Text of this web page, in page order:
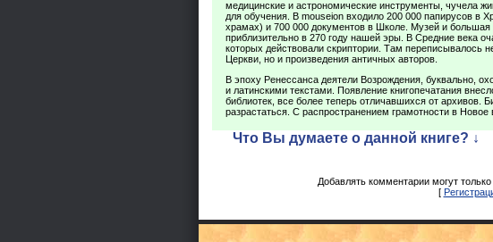
медицинские и астрономические инструменты, чучела
для обучения. В mouseion входило 200 000 папирусов в
храмах) и 700 000 документов в Школе. Музей и
приблизительно в 270 году нашей эры. В Средние века
которых действовали скриптории. Там переписывалось
Церкви, но и произведения античных авторов.
В эпоху Ренессанса деятели Возрождения, буквально,
и латинскими текстами. Появление книгопечатания
библиотек, все более теперь отличавшихся от архивов.
разрастаться. С распространением грамотности в Новое
Что Вы думаете о данной книге? ↓
Добавлять комментарии могут
[